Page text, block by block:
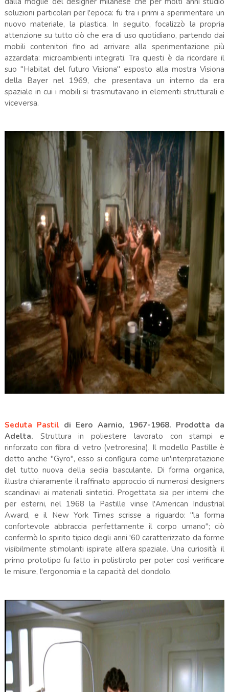
soluzioni particolari per l'epoca: fu tra i primi a sperimentare un
nuovo materiale, la plastica. In seguito, focalizzò la propria
attenzione su tutto ciò che era di uso quotidiano, partendo dai
mobili contenitori fino ad arrivare alla sperimentazione più
azzardata: microambienti integrati. Tra questi è da ricordare il
suo "Habitat del futuro Visiona" esposto alla mostra Visiona
della Bayer nel 1969, che presentava un interno da era
spaziale in cui i mobili si trasmutavano in elementi strutturali e
viceversa.
Seduta Pastil di Eero Aarnio, 1967-1968. Prodotta da
Adelta. Struttura in poliestere lavorato con stampi e
rinforzato con fibra di vetro (vetroresina). Il modello Pastille è
detto anche "Gyro", esso si configura come un'interpretazione
del tutto nuova della sedia basculante. Di forma organica,
illustra chiaramente il raffinato approccio di numerosi designers
scandinavi ai materiali sintetici. Progettata sia per interni che
per esterni, nel 1968 la Pastille vinse l'American Industrial
Award, e il New York Times scrisse a riguardo: "la forma
confortevole abbraccia perfettamente il corpo umano"; ciò
confermò lo spirito tipico degli anni '60 caratterizzato da forme
visibilmente stimolanti ispirate all'era spaziale. Una curiosità: il
primo prototipo fu fatto in polistirolo per poter così verificare
le misure, l'ergonomia e la capacità del dondolo.